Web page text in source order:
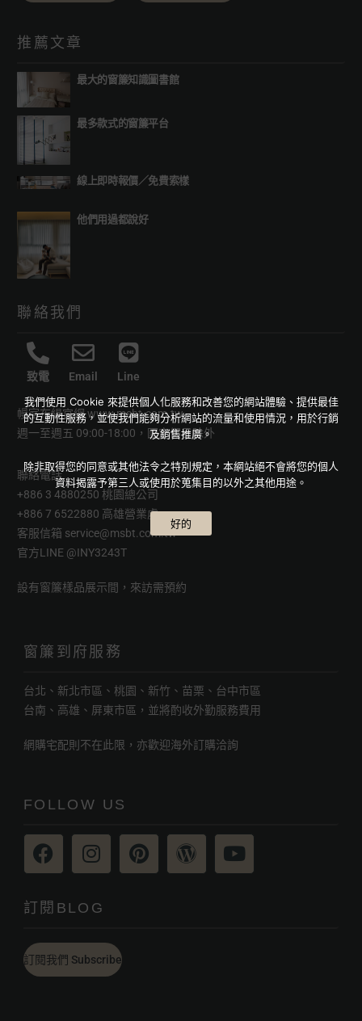
推薦文章
最大的窗簾知識圖書館
最多款式的窗簾平台
線上即時報價／免費索樣
他們用過都說好
聯絡我們
致電 Email Line
幔室布緹官網www.msbt.com.tw
週一至週五 09:00-18:00，國定假日除外
聯絡電話
+886 3 4880250 桃園總公司
+886 7 6522880 高雄營業處
客服信箱 service@msbt.com.tw
官方LINE @INY3243T
設有窗簾樣品展示間，來訪需預約
窗簾到府服務
台北、新北市區、桃園、新竹、苗栗、台中市區
台南、高雄、屏東市區，並將酌收外勤服務費用
網購宅配則不在此限，亦歡迎海外訂購洽詢
FOLLOW US
訂閱BLOG
訂閱我們 Subscribe
我們使用 Cookie 來提供個人化服務和改善您的網站體驗、提供最佳
的互動性服務，並使我們能夠分析網站的流量和使用情況，用於行銷
及銷售推廣。
除非取得您的同意或其他法令之特別規定，本網站絕不會將您的個人
資料揭露予第三人或使用於蒐集目的以外之其他用途。
好的